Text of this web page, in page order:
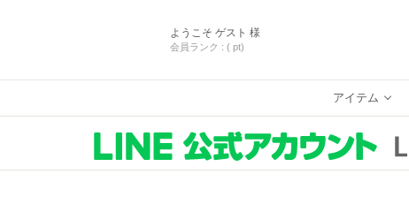
ようこそ ゲスト 様
会員ランク : ( pt)
アイテム